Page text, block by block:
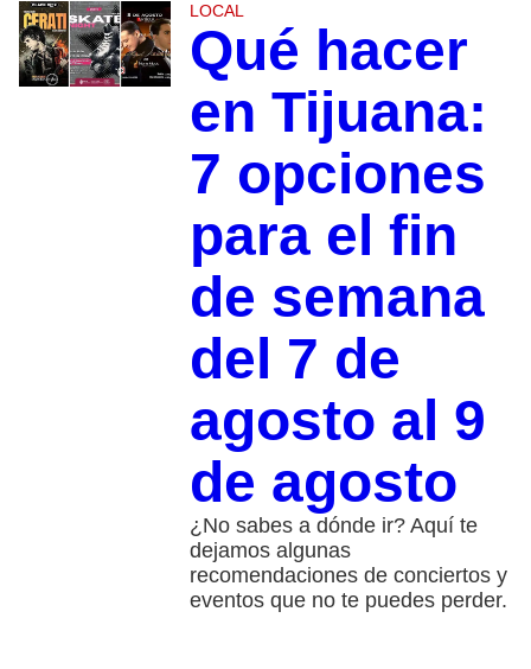
LOCAL
Qué hacer
en Tijuana:
7 opciones
para el fin
de semana
del 7 de
agosto al 9
de agosto
¿No sabes a dónde ir? Aquí te
dejamos algunas
recomendaciones de conciertos y
eventos que no te puedes perder.